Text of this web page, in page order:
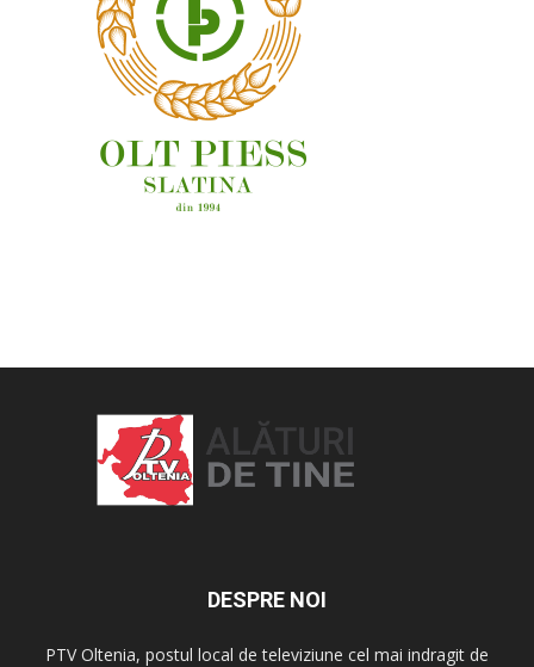
DESPRE NOI
PTV Oltenia, postul local de televiziune cel mai indragit de